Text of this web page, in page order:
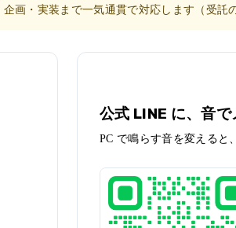
企画・実装まで一気通貫で対応します（受託
公式 LINE に、音で
PC で鳴らす音を変えると